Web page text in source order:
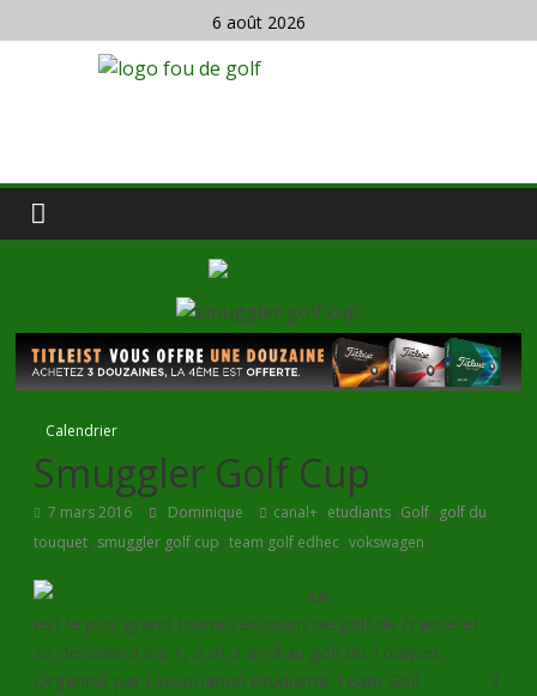
6 août 2026
Calendrier
Smuggler Golf Cup
7 mars 2016 Dominique canal+, etudiants, Golf, golf du
touquet, smuggler golf cup,team golf edhec,vokswagen
La
est le plus grand tournoi étudiant de golf de France et
se déroulera les 1, 2 et 3 avril au golf du Touquet.
Organisé par l’association étudiante Team Golf
, il